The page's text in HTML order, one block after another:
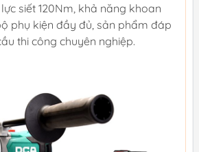
siết 120Nm, khả năng khoan
phụ kiện đầy đủ, sản phẩm đáp
thi công chuyên nghiệp.